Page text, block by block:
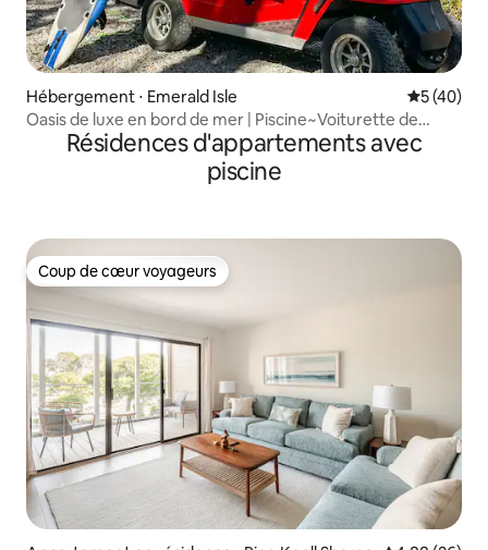
Hébergement ⋅ Emerald Isle
5 (40)
Oasis de luxe en bord de mer | Piscine~Voiturette de
golf~Vélos~Spa
Résidences d'appartements avec
piscine
Coup de cœur voyageurs
Coup de cœur voyageurs